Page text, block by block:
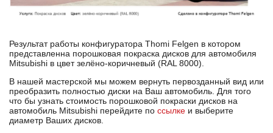
Результат работы конфигуратора Thomi Felgen в котором
представленна порошковая покраска дисков для автомобиля
Mitsubishi в цвет зелёно-коричневый (RAL 8000).
В нашей мастерской мы можем вернуть первозданный вид или
преобразить полностью диски на Ваш автомобиль. Для того
что бы узнать стоимость порошковой покраски дисков на
автомобиль Mitsubishi перейдите по ссылке и выберите
диаметр Ваших дисков.